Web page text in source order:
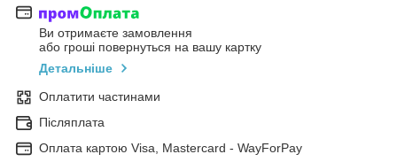
Ви отримаєте замовлення
або гроші повернуться на вашу картку
Детальніше
Оплатити частинами
Післяплата
Оплата картою Visa, Mastercard - WayForPay